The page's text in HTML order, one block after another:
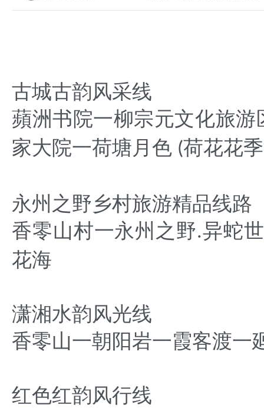
古城古韵风采线
蘋洲书院一柳宗元文化旅游
家大院一荷塘月色 (荷花花
永州之野乡村旅游精品线路
香零山村一永州之野.异蛇
花海
潇湘水韵风光线
香零山一朝阳岩一霞客渡一
红色红韵风行线